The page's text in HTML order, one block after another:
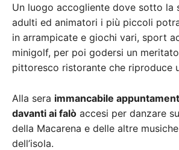
Un luogo accogliente dove sotto la
adulti ed animatori i più piccoli
in arrampicate e giochi vari, sport
minigolf, per poi godersi un
pittoresco ristorante che riproduce
Alla sera immancabile
davanti ai falò accesi per danzare
della Macarena e delle altre
dell’isola.